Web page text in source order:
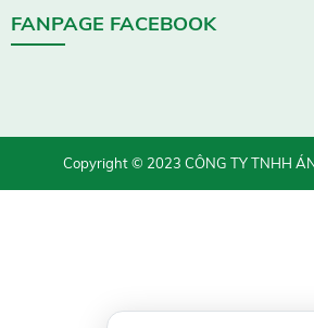
FANPAGE FACEBOOK
Copyright © 2023 CÔNG TY TNHH